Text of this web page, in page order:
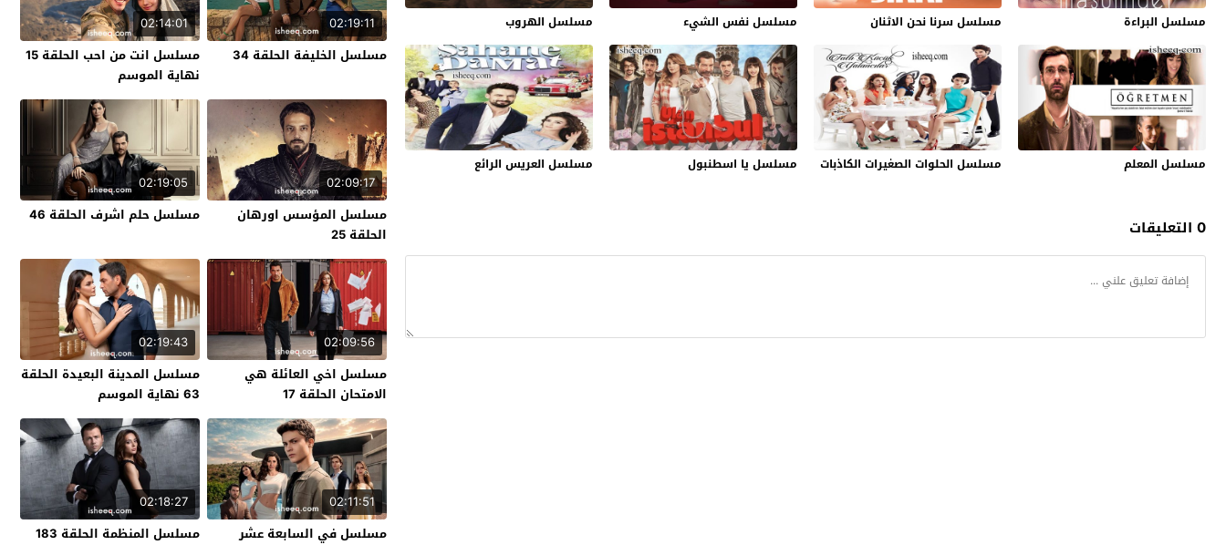
مسلسل البراءة مسلسل سرنا نحن الاثنان مسلسل نفس الشيء مسلسل الهروب
مسلسل المعلم مسلسل الحلوات الصغيرات الكاذبات مسلسل يا اسطنبول مسلسل العريس الرائع
0 التعليقات
02:19:11
مسلسل الخليفة الحلقة 34
02:14:01
مسلسل انت من احب الحلقة 15
نهاية الموسم
02:09:17
مسلسل المؤسس اورهان
الحلقة 25
02:19:05
مسلسل حلم اشرف الحلقة 46
02:09:56
مسلسل اخي العائلة هي
الامتحان الحلقة 17
02:19:43
مسلسل المدينة البعيدة الحلقة
63 نهاية الموسم
02:11:51
مسلسل في السابعة عشر
02:18:27
مسلسل المنظمة الحلقة 183